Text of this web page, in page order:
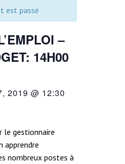
est passé
–
14H00
2019 @ 12:30
le gestionnaire
apprendre
nombreux postes à